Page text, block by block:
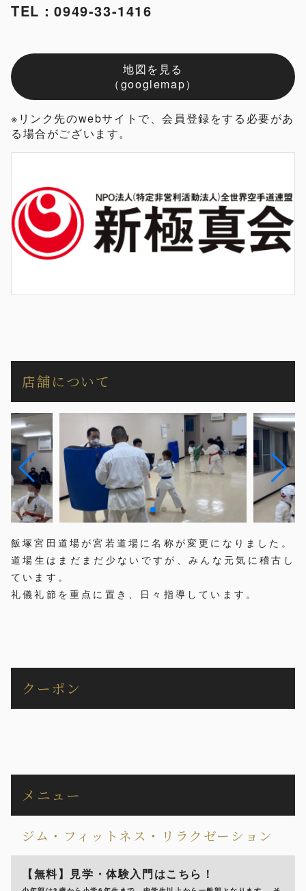
TEL：0949-33-1416
地図を見る
（googlemap）
※リンク先のwebサイトで、会員登録をする必要があ
る場合がございます。
店舗について
飯塚宮田道場が宮若道場に名称が変更になりました。
道場生はまだまだ少ないですが、みんな元気に稽古し
ています。
礼儀礼節を重点に置き、日々指導しています。
クーポン
メニュー
ジム・フィットネス・リラクゼーション
【無料】見学・体験入門はこちら！